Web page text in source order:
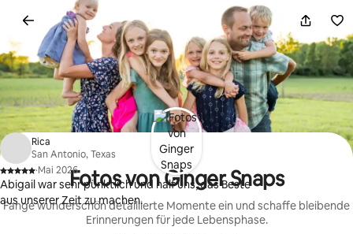
Inhalten
springen
Fotos von Ginger Snaps
Fange wunderschön detaillierte Momente ein und schaffe bleibende
Erinnerungen für jede Lebensphase.
Rica
San Antonio, Texas
,
·Mai 2026
Abigail war sehr pünktlich und half uns, das Beste
aus unserer Zeit zu machen.